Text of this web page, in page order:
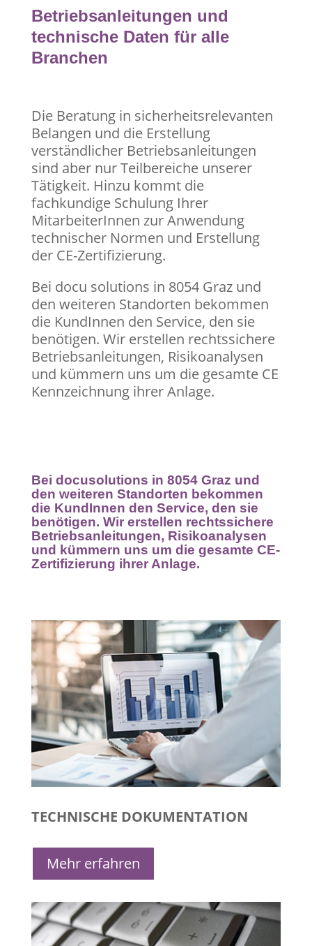
Betriebsanleitungen und
technische Daten für alle
Branchen
Die Beratung in sicherheitsrelevanten
Belangen und die Erstellung
verständlicher Betriebsanleitungen
sind aber nur Teilbereiche unserer
Tätigkeit. Hinzu kommt die
fachkundige Schulung Ihrer
MitarbeiterInnen zur Anwendung
technischer Normen und Erstellung
der CE-Zertifizierung.
Bei docu solutions in 8054 Graz und
den weiteren Standorten bekommen
die KundInnen den Service, den sie
benötigen. Wir erstellen rechtssichere
Betriebsanleitungen, Risikoanalysen
und kümmern uns um die gesamte CE
Kennzeichnung ihrer Anlage.
Bei docusolutions in 8054 Graz und
den weiteren Standorten bekommen
die KundInnen den Service, den sie
benötigen. Wir erstellen rechtssichere
Betriebsanleitungen, Risikoanalysen
und kümmern uns um die gesamte CE-
Zertifizierung ihrer Anlage.
TECHNISCHE DOKUMENTATION
Mehr erfahren